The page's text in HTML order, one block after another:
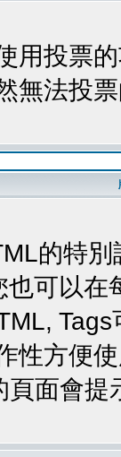
用投票
無法投
的特
可以
性方便
面會提